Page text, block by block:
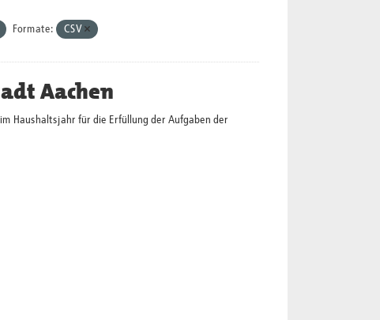
Formate: CSV
Aachen
Haushaltsjahr für die Erfüllung der Aufgaben der